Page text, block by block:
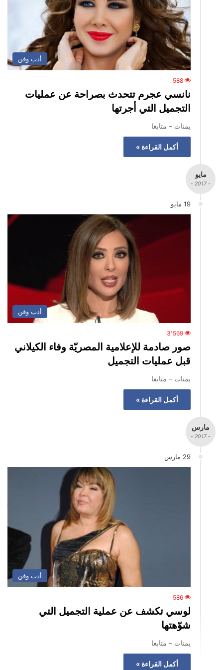
أدب وفن
588
نانسي عجرم تتحدث بصراحة عن عمليات
التجميل التي أجرتها
يمنات – متابعا
أكمل القراءة »
مايو
- 2017 -
19 مايو
أدب وفن
3٬569
صور صادمة للإعلامية المصريّة وفاء الكيلاني
قبل عمليات التجميل
يمنات – متابعا
أكمل القراءة »
مارس
- 2017 -
29 مارس
أدب وفن
586
لوسي تكشف عن عملية التجميل التي
شوّهتها
يمنات – متابعا
أكمل القراءة »